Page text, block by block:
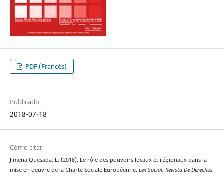
PDF (Francés)
Publicado
2018-07-18
Cómo citar
Jimena Quesada, L. (2018). Le rôle des pouvoirs locaux et régionaux dans la
mise en oeuvre de la Charte Sociale Européenne. Lex Social: Revista De Derechos